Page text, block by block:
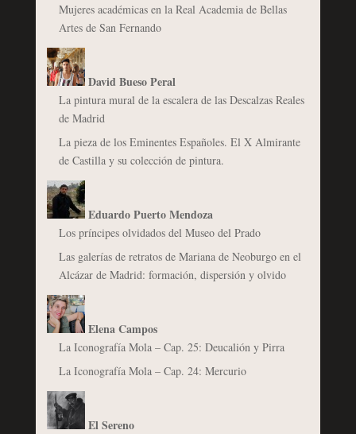
Mujeres académicas en la Real Academia de Bellas
Artes de San Fernando
David Bueso Peral
La pintura mural de la escalera de las Descalzas Reales
de Madrid
La pieza de los Eminentes Españoles. El X Almirante
de Castilla y su colección de pintura.
Eduardo Puerto Mendoza
Los príncipes olvidados del Museo del Prado
Las galerías de retratos de Mariana de Neoburgo en el
Alcázar de Madrid: formación, dispersión y olvido
Elena Campos
La Iconografía Mola – Cap. 25: Deucalión y Pirra
La Iconografía Mola – Cap. 24: Mercurio
El Sereno